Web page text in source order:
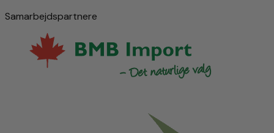
Samarbejdspartnere